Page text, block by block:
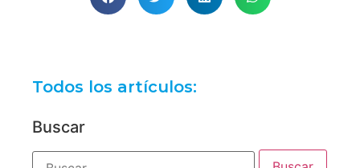
Todos los artículos:
Buscar